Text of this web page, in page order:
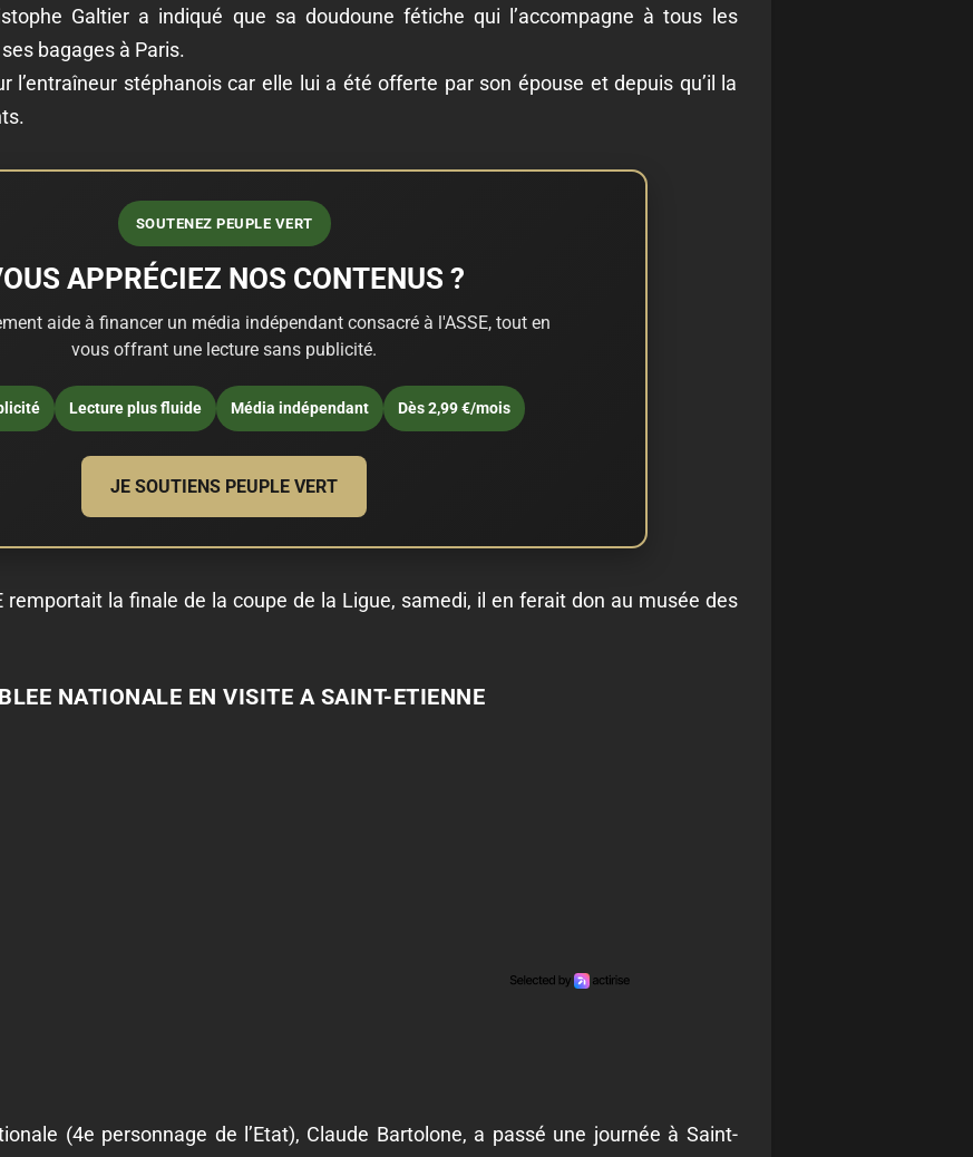
Galtier a indiqué que sa doudoune fétiche qui l’accompagne à tous les
bagages à Paris.
l’entraîneur stéphanois car elle lui a été offerte par son épouse et depuis qu’il la
SOUTENEZ PEUPLE VERT
APPRÉCIEZ NOS CONTENUS ?
aide à financer un média indépendant consacré à l'ASSE, tout en
vous offrant une lecture sans publicité.
Lecture plus fluide Média indépendant Dès 2,99 €/mois
JE SOUTIENS PEUPLE VERT
remportait la finale de la coupe de la Ligue, samedi, il en ferait don au musée des
NATIONALE EN VISITE A SAINT-ETIENNE
(4e personnage de l’Etat), Claude Bartolone, a passé une journée à Saint-